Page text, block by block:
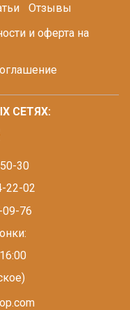
Отзывы
и оферта на
30
22-02
09-76
СЕТЯХ: